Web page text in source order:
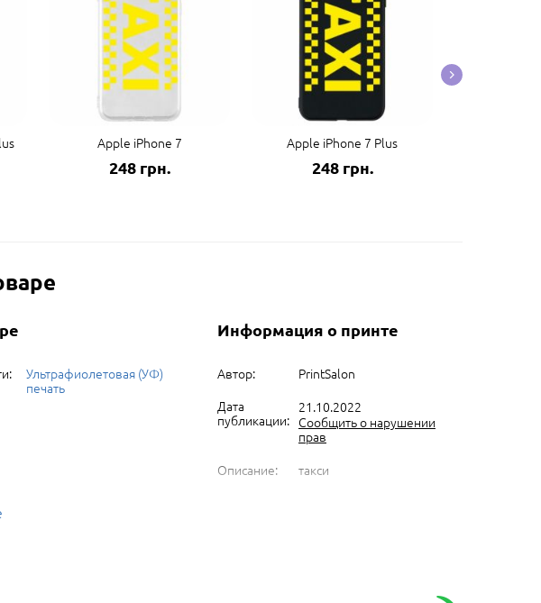
Apple iPhone 7
248 грн.
Apple iPhone 7 Plus
248 грн.
Ультрафиолетовая (УФ)
печать
Информация о принте
Автор:
PrintSalon
Дата
публикации:
21.10.2022
Сообщить о нарушении
прав
Описание:
такси